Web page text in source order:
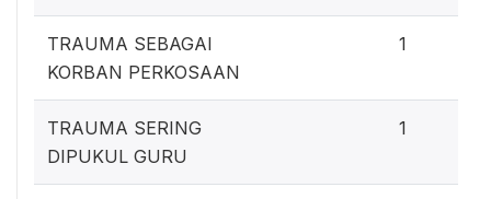
TRAUMA SEBAGAI
KORBAN PERKOSAAN
1
TRAUMA SERING
DIPUKUL GURU
1